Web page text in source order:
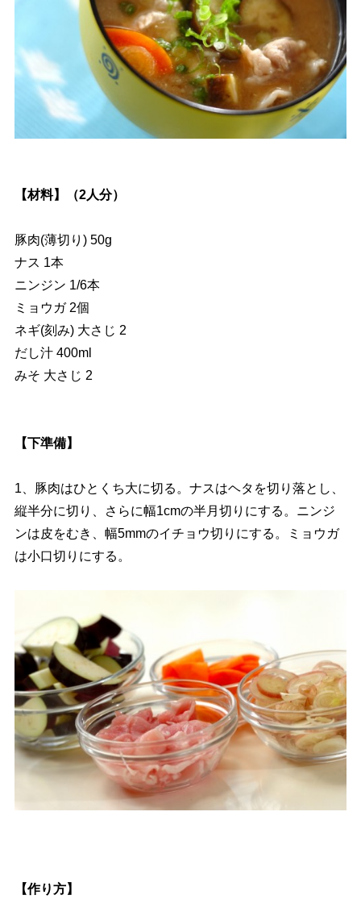
【材料】（2人分）
豚肉(薄切り) 50g
ナス 1本
ニンジン 1/6本
ミョウガ 2個
ネギ(刻み) 大さじ 2
だし汁 400ml
みそ 大さじ 2
【下準備】
1、豚肉はひとくち大に切る。ナスはヘタを切り落とし、
縦半分に切り、さらに幅1cmの半月切りにする。ニンジ
ンは皮をむき、幅5mmのイチョウ切りにする。ミョウガ
は小口切りにする。
【作り方】